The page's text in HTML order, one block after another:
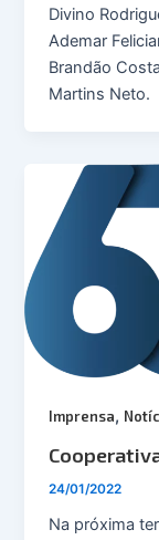
Divino
Ademar
Brandão
Martins
Imprensa,
24/01/2022
Na próxima